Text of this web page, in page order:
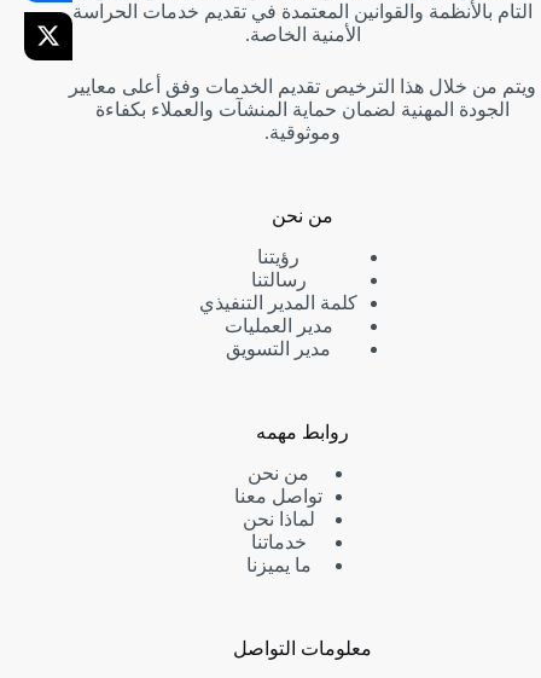
التام بالأنظمة والقوانين المعتمدة في تقديم خدمات الحراسة
الأمنية الخاصة.
ويتم من خلال هذا الترخيص تقديم الخدمات وفق أعلى معايير
الجودة المهنية لضمان حماية المنشآت والعملاء بكفاءة
وموثوقية.
من نحن
رؤيتنا
رسالتنا
كلمة المدير التنفيذي
مدير العمليات
مدير التسويق
روابط مهمه
من نحن
تواصل معنا
لماذا نحن
خدماتنا
ما يميزنا
معلومات التواصل